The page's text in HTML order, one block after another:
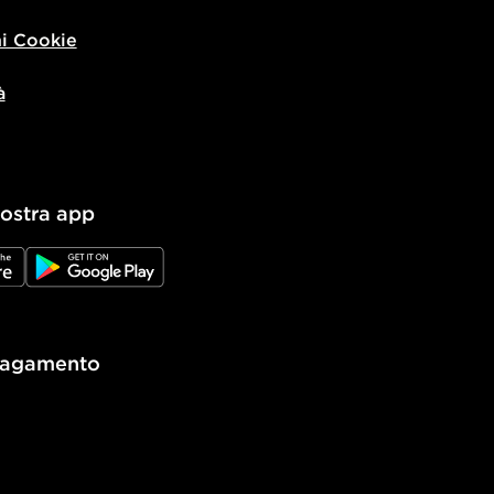
Cookie
app
JD Google Play